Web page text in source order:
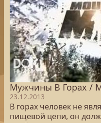
Мужчины В Горах /
23.12.2013
В горах человек не
пищевой цепи, он